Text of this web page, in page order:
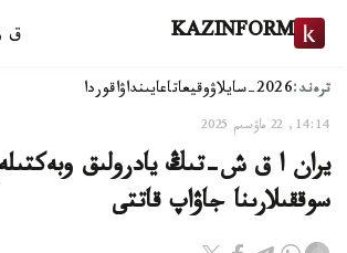
KAZINFORM ق
ترەند:2026-سايلاۋ وقيعاتاعايىنداۋاقوردا
14:14, 22 ماۋسىم 2025
يران ا ق ش-تىڭ يادرولىق
سوققىلارىنا جاۋاپ قاتتى